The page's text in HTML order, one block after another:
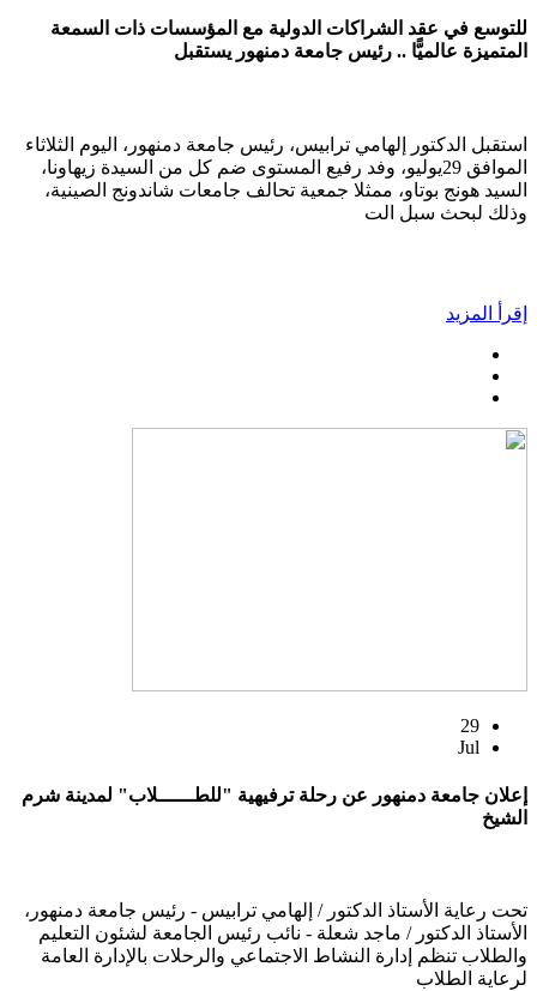
للتوسع في عقد الشراكات الدولية مع المؤسسات ذات السمعة
المتميزة عالميًّا .. رئيس جامعة دمنهور يستقبل
استقبل الدكتور إلهامي ترابيس، رئيس جامعة دمنهور، اليوم الثلاثاء
الموافق 29يوليو، وفد رفيع المستوى ضم كل من السيدة زيهاونا،
السيد هونج بوتاو، ممثلا جمعية تحالف جامعات شاندونج الصينية،
وذلك لبحث سبل الت
إقرأ المزيد
29
Jul
إعلان جامعة دمنهور عن رحلة ترفيهية "للطــــــلاب" لمدينة شرم
الشيخ
تحت رعاية الأستاذ الدكتور / إلهامي ترابيس - رئيس جامعة دمنهور،
الأستاذ الدكتور / ماجد شعلة - نائب رئيس الجامعة لشئون التعليم
والطلاب تنظم إدارة النشاط الاجتماعي والرحلات بالإدارة العامة
لرعاية الطلاب